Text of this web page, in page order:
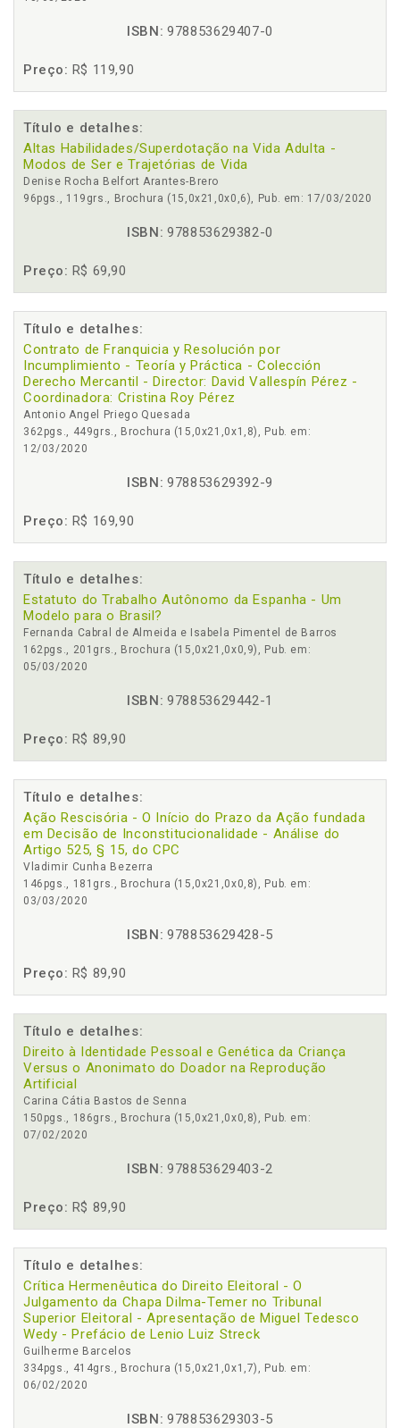
ISBN: 978853629407-0
Preço: R$ 119,90
Título e detalhes:
Altas Habilidades/Superdotação na Vida Adulta -
Modos de Ser e Trajetórias de Vida
Denise Rocha Belfort Arantes-Brero
96pgs., 119grs., Brochura (15,0x21,0x0,6), Pub. em: 17/03/2020
ISBN: 978853629382-0
Preço: R$ 69,90
Título e detalhes:
Contrato de Franquicia y Resolución por
Incumplimiento - Teoría y Práctica - Colección
Derecho Mercantil - Director: David Vallespín Pérez -
Coordinadora: Cristina Roy Pérez
Antonio Angel Priego Quesada
362pgs., 449grs., Brochura (15,0x21,0x1,8), Pub. em:
12/03/2020
ISBN: 978853629392-9
Preço: R$ 169,90
Título e detalhes:
Estatuto do Trabalho Autônomo da Espanha - Um
Modelo para o Brasil?
Fernanda Cabral de Almeida e Isabela Pimentel de Barros
162pgs., 201grs., Brochura (15,0x21,0x0,9), Pub. em:
05/03/2020
ISBN: 978853629442-1
Preço: R$ 89,90
Título e detalhes:
Ação Rescisória - O Início do Prazo da Ação fundada
em Decisão de Inconstitucionalidade - Análise do
Artigo 525, § 15, do CPC
Vladimir Cunha Bezerra
146pgs., 181grs., Brochura (15,0x21,0x0,8), Pub. em:
03/03/2020
ISBN: 978853629428-5
Preço: R$ 89,90
Título e detalhes:
Direito à Identidade Pessoal e Genética da Criança
Versus o Anonimato do Doador na Reprodução
Artificial
Carina Cátia Bastos de Senna
150pgs., 186grs., Brochura (15,0x21,0x0,8), Pub. em:
07/02/2020
ISBN: 978853629403-2
Preço: R$ 89,90
Título e detalhes:
Crítica Hermenêutica do Direito Eleitoral - O
Julgamento da Chapa Dilma-Temer no Tribunal
Superior Eleitoral - Apresentação de Miguel Tedesco
Wedy - Prefácio de Lenio Luiz Streck
Guilherme Barcelos
334pgs., 414grs., Brochura (15,0x21,0x1,7), Pub. em:
06/02/2020
ISBN: 978853629303-5